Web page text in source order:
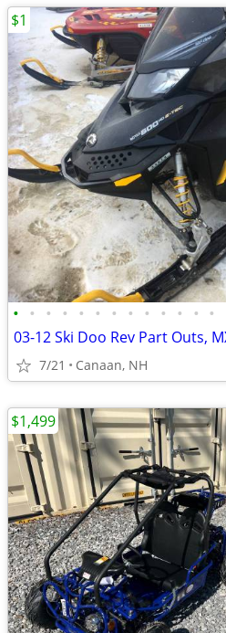
• • • • • • • • • • • • •
7/21 Canaan, NH
$1
$1,499